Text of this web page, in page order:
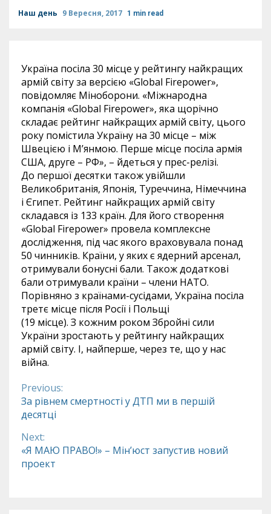
Наш день 9 Вересня, 2017 1 min read
Україна посіла 30 місце у рейтингу найкращих
армій світу за версією «Global Firepower»,
повідомляє Міноборони. «Міжнародна
компанія «Global Firepower», яка щорічно
складає рейтинг найкращих армій світу, цього
року помістила Україну на 30 місце – між
Швецією і М’янмою. Перше місце посіла армія
США, друге – РФ», – йдеться у прес-релізі.
До першої десятки також увійшли
Великобританія, Японія, Туреччина, Німеччина
і Єгипет. Рейтинг найкращих армій світу
складався із 133 країн. Для його створення
«Global Firepower» провела комплексне
дослідження, під час якого враховувала понад
50 чинників. Країни, у яких є ядерний арсенал,
отримували бонусні бали. Також додаткові
бали отримували країни – члени НАТО.
Порівняно з країнами-сусідами, Україна посіла
третє місце після Росії і Польщі
(19 місце). З кожним роком Збройні сили
України зростають у рейтингу найкращих
армій світу. І, найперше, через те, що у нас
війна.
Continue
Reading
Previous:
За рівнем смертності у ДТП ми в першій
десятці
Next:
«Я МАЮ ПРАВО!» – Мін’юст запустив новий
проект